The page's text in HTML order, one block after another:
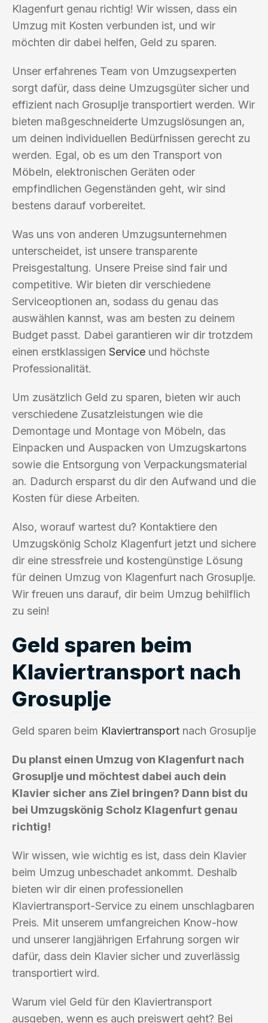
Klagenfurt genau richtig! Wir wissen, dass ein
Umzug mit Kosten verbunden ist, und wir
möchten dir dabei helfen, Geld zu sparen.
Unser erfahrenes Team von Umzugsexperten
sorgt dafür, dass deine Umzugsgüter sicher und
effizient nach Grosuplje transportiert werden. Wir
bieten maßgeschneiderte Umzugslösungen an,
um deinen individuellen Bedürfnissen gerecht zu
werden. Egal, ob es um den Transport von
Möbeln, elektronischen Geräten oder
empfindlichen Gegenständen geht, wir sind
bestens darauf vorbereitet.
Was uns von anderen Umzugsunternehmen
unterscheidet, ist unsere transparente
Preisgestaltung. Unsere Preise sind fair und
competitive. Wir bieten dir verschiedene
Serviceoptionen an, sodass du genau das
auswählen kannst, was am besten zu deinem
Budget passt. Dabei garantieren wir dir trotzdem
einen erstklassigen Service und höchste
Professionalität.
Um zusätzlich Geld zu sparen, bieten wir auch
verschiedene Zusatzleistungen wie die
Demontage und Montage von Möbeln, das
Einpacken und Auspacken von Umzugskartons
sowie die Entsorgung von Verpackungsmaterial
an. Dadurch ersparst du dir den Aufwand und die
Kosten für diese Arbeiten.
Also, worauf wartest du? Kontaktiere den
Umzugskönig Scholz Klagenfurt jetzt und sichere
dir eine stressfreie und kostengünstige Lösung
für deinen Umzug von Klagenfurt nach Grosuplje.
Wir freuen uns darauf, dir beim Umzug behilflich
zu sein!
Geld sparen beim
Klaviertransport nach
Grosuplje
Geld sparen beim Klaviertransport nach Grosuplje
Du planst einen Umzug von Klagenfurt nach
Grosuplje und möchtest dabei auch dein
Klavier sicher ans Ziel bringen? Dann bist du
bei Umzugskönig Scholz Klagenfurt genau
richtig!
Wir wissen, wie wichtig es ist, dass dein Klavier
beim Umzug unbeschadet ankommt. Deshalb
bieten wir dir einen professionellen
Klaviertransport-Service zu einem unschlagbaren
Preis. Mit unserem umfangreichen Know-how
und unserer langjährigen Erfahrung sorgen wir
dafür, dass dein Klavier sicher und zuverlässig
transportiert wird.
Warum viel Geld für den Klaviertransport
ausgeben, wenn es auch preiswert geht? Bei